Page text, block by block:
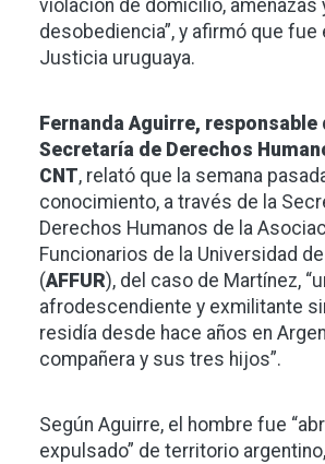
violación de domicilio, amenazas
desobediencia”, y afirmó que fue
Justicia uruguaya.
Fernanda Aguirre, responsable
Secretaría de Derechos
CNT, relató que la semana
conocimiento, a través de la
Derechos Humanos de la
Funcionarios de la Universidad
(AFFUR), del caso de Martínez,
afrodescendiente y exmilitante
residía desde hace años en
compañera y sus tres hijos”.
Según Aguirre, el hombre fue
expulsado” de territorio